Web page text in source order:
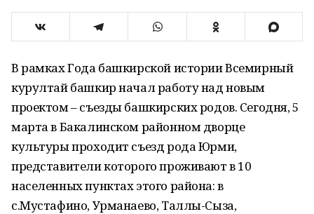
В рамках Года башкирской истории Всемирный
курултай башкир начал работу над новым
проектом – съезды башкирских родов. Сегодня, 5
марта в Бакалинском районном дворце
культуры проходит съезд рода Юрми,
представители которого проживают в 10
населенных пунктах этого района: в
с.Мустафино, Урманаево, Таллы-Сыза,